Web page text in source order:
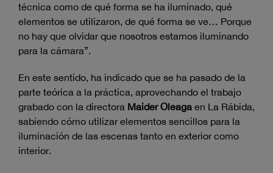
técnica como de qué forma se ha iluminado, qué
elementos se utilizaron, de qué forma se ve… Porque
no hay que olvidar que nosotros estamos iluminando
para la cámara”.
En este sentido, ha indicado que se ha pasado de la
parte teórica a la práctica, aprovechando el trabajo
grabado con la directora Maider Oleaga en La Rábida,
sabiendo cómo utilizar elementos sencillos para la
iluminación de las escenas tanto en exterior como
interior.